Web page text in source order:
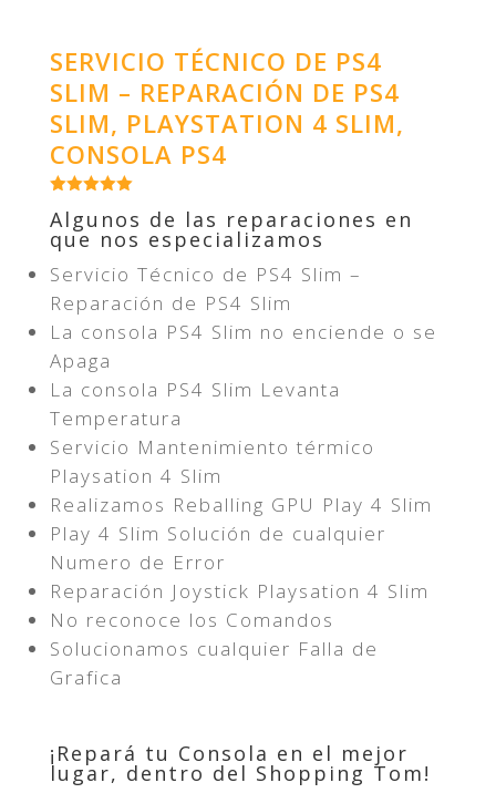
SERVICIO TÉCNICO DE PS4
SLIM – REPARACIÓN DE PS4
SLIM, PLAYSTATION 4 SLIM,
CONSOLA PS4
Algunos de las reparaciones en
que nos especializamos
Servicio Técnico de PS4 Slim –
Reparación de PS4 Slim
La consola PS4 Slim no enciende o se
Apaga
La consola PS4 Slim Levanta
Temperatura
Servicio Mantenimiento térmico
Playsation 4 Slim
Realizamos Reballing GPU Play 4 Slim
Play 4 Slim Solución de cualquier
Numero de Error
Reparación Joystick Playsation 4 Slim
No reconoce los Comandos
Solucionamos cualquier Falla de
Grafica
¡Repará tu Consola en el mejor
lugar, dentro del Shopping Tom!